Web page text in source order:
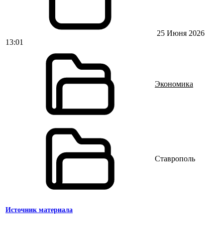
25 Июня 2026
13:01
Экономика
Ставрополь
Источник материала